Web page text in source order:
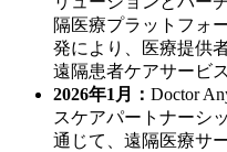
隔医療プラットフォ
発により、医療提供
遠隔患者ケアサービ
2026年1月： Doctor
スケアパートナーシ
通じて、遠隔医療サ